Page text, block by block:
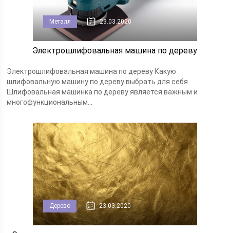
Металл 23.03.2020
Электрошлифовальная машина по дереву
Электрошлифовальная машина по дереву Какую
шлифовальную машину по дереву выбрать для себя
Шлифовальная машинка по дереву является важным и
многофункциональным...
Дерево 23.03.2020